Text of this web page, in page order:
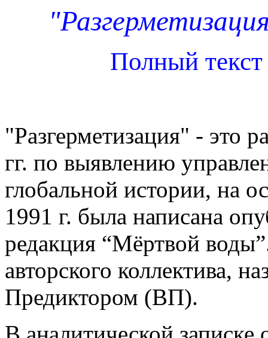
Полный
"Разгерметизация" - это
гг. по выявлению
глобальной истории, на
1991 г. была написана
редакция “Мёртвой
авторского коллектива,
Предиктором (ВП).